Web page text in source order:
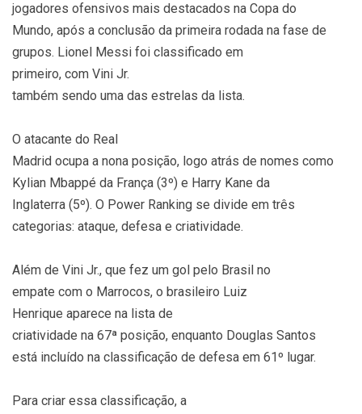
jogadores ofensivos mais destacados na Copa do
Mundo, após a conclusão da primeira rodada na fase de
grupos. Lionel Messi foi classificado em
primeiro, com Vini Jr.
também sendo uma das estrelas da lista.
O atacante do Real
Madrid ocupa a nona posição, logo atrás de nomes como
Kylian Mbappé da França (3º) e Harry Kane da
Inglaterra (5º). O Power Ranking se divide em três
categorias: ataque, defesa e criatividade.
Além de Vini Jr., que fez um gol pelo Brasil no
empate com o Marrocos, o brasileiro Luiz
Henrique aparece na lista de
criatividade na 67ª posição, enquanto Douglas Santos
está incluído na classificação de defesa em 61º lugar.
Para criar essa classificação, a